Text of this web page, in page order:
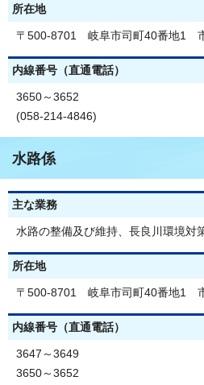
所在地
〒500-8701 岐阜市司町40番地1
内線番号（直通電話）
3650～3652
(058-214-4846)
水路係
主な業務
水路の整備及び維持、長良川環境対
所在地
〒500-8701 岐阜市司町40番地1
内線番号（直通電話）
3647～3649
3650～3652